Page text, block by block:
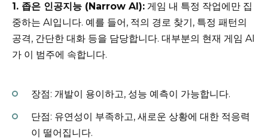
1. 좁은 인공지능 (Narrow AI): 게임 내 특정 작업에만 집
중하는 AI입니다. 예를 들어, 적의 경로 찾기, 특정 패턴의
공격, 간단한 대화 등을 담당합니다. 대부분의 현재 게임 AI
가 이 범주에 속합니다.
장점: 개발이 용이하고, 성능 예측이 가능합니다.
단점: 유연성이 부족하고, 새로운 상황에 대한 적응력
이 떨어집니다.